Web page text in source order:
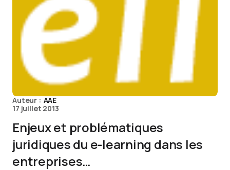
Auteur : AAE
17 juillet 2013
Enjeux et problématiques
juridiques du e-learning dans les
entreprises…